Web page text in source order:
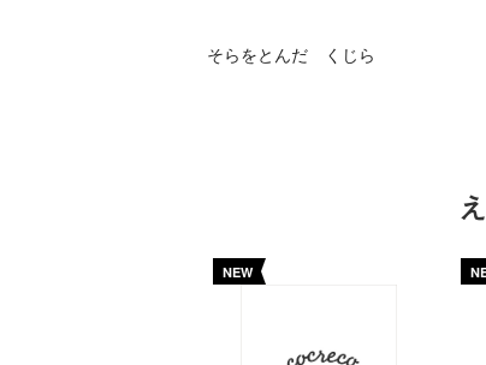
そらをとんだ くじら
NEW